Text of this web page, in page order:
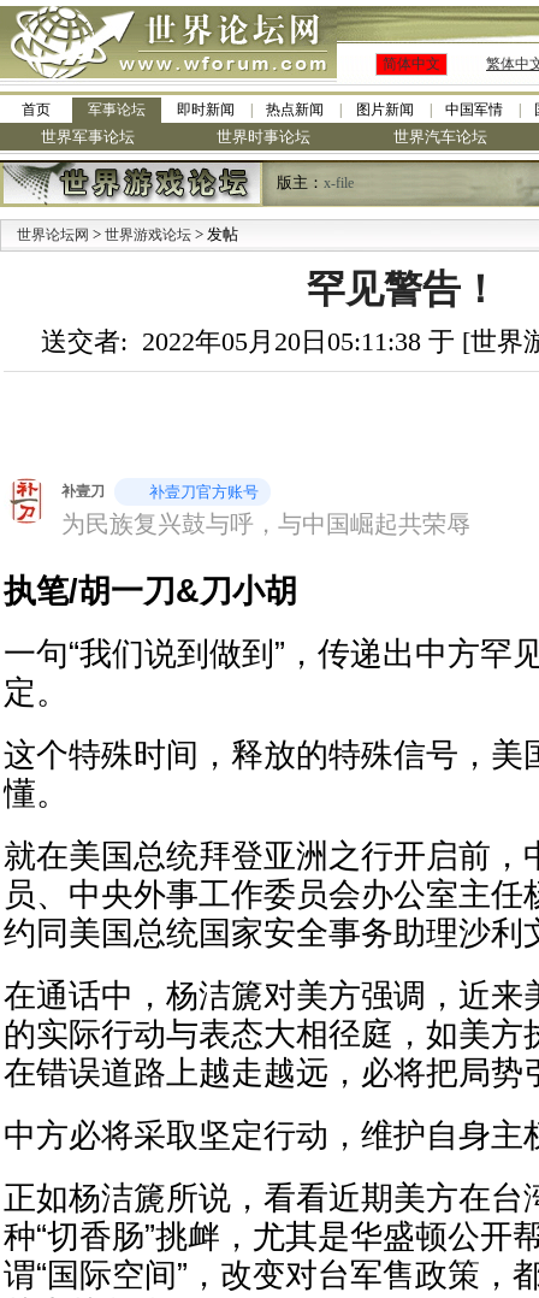
简体中文 繁体中
首页 军事论坛 即时新闻 热点新闻 图片新闻 中国军情
世界军事论坛 世界时事论坛 世界汽车论坛
版主： x-file
世界论坛网 > 世界游戏论坛 > 发帖
罕见警告！
送交者: 2022年05月20日05:11:38 于 [世
补壹刀 补壹刀官方账号
为民族复兴鼓与呼，与中国崛起共荣辱
执笔/胡一刀&刀小胡
一句“我们说到做到”，传递出中方罕
定。
这个特殊时间，释放的特殊信号，美
懂。
就在美国总统拜登亚洲之行开启前，
员、中央外事工作委员会办公室主任
约同美国总统国家安全事务助理沙利
在通话中，杨洁篪对美方强调，近来
的实际行动与表态大相径庭，如美方
在错误道路上越走越远，必将把局势
中方必将采取坚定行动，维护自身主
正如杨洁篪所说，看看近期美方在台
种“切香肠”挑衅，尤其是华盛顿公开
谓“国际空间”，改变对台军售政策，